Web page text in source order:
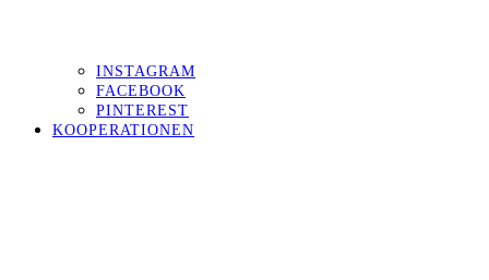
INSTAGRAM
FACEBOOK
PINTEREST
KOOPERATIONEN